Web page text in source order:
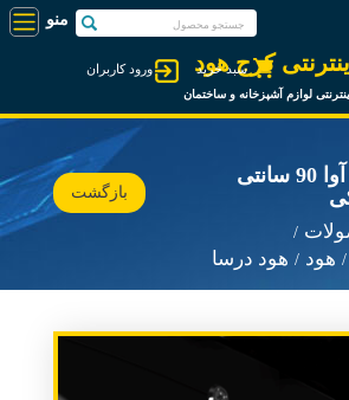
کرج هود
لوازم آشپزخانه و ساختمان
ورود کاربران سبد خرید
هود درسا مدل آوا 90 سانتی
هود هود درسا
بازگشت